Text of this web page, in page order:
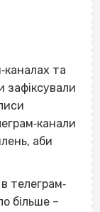
та
зафіксували
аби
телеграм‐
більше –